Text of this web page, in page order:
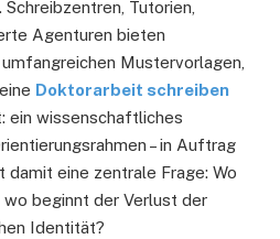
Tutorien,
Agenturen bieten
Mustervorlagen,
Doktorarbeit schreiben
ein wissenschaftliches
– in Auftrag
eine zentrale Frage: Wo
beginnt der Verlust der
Identität?